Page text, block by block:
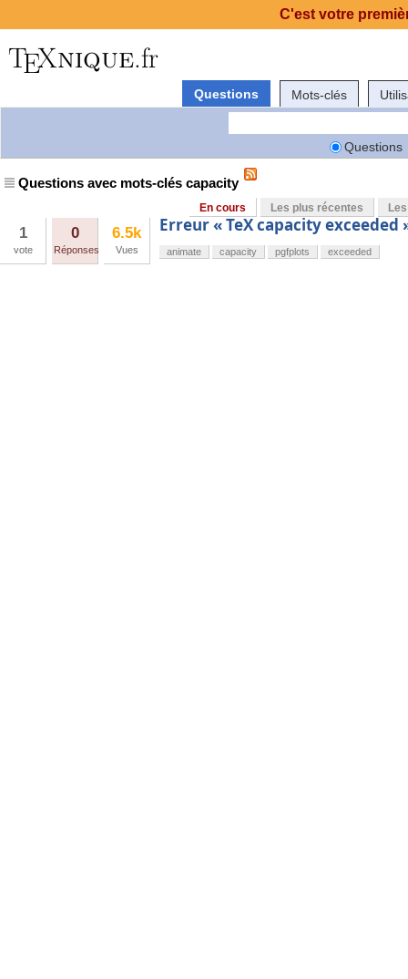
Questions Mots-clés
Questions
Questions avec mots-clés capacity
En cours Les plus récentes
1
vote
0
Réponses
6.5k
Vues
Erreur « TeX capacity exceeded
animate capacity pgfplots exceeded
C'est votre